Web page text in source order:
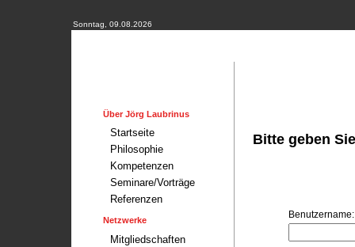
Sonntag, 09.08.2026
Über Jörg Laubrinus
Startseite
Philosophie
Kompetenzen
Seminare/Vorträge
Referenzen
Netzwerke
Mitgliedschaften
Bitte geben
Benutzername: